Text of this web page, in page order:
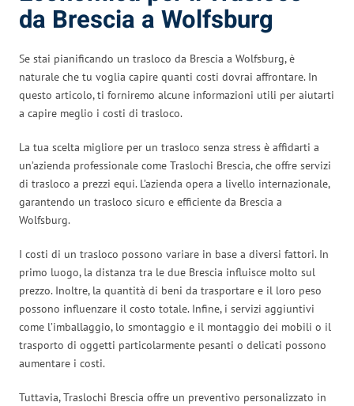
da Brescia a Wolfsburg
Se stai pianificando un trasloco da Brescia a Wolfsburg, è
naturale che tu voglia capire quanti costi dovrai affrontare. In
questo articolo, ti forniremo alcune informazioni utili per aiutarti
a capire meglio i costi di trasloco.
La tua scelta migliore per un trasloco senza stress è affidarti a
un’azienda professionale come Traslochi Brescia, che offre servizi
di trasloco a prezzi equi. L’azienda opera a livello internazionale,
garantendo un trasloco sicuro e efficiente da Brescia a
Wolfsburg.
I costi di un trasloco possono variare in base a diversi fattori. In
primo luogo, la distanza tra le due Brescia influisce molto sul
prezzo. Inoltre, la quantità di beni da trasportare e il loro peso
possono influenzare il costo totale. Infine, i servizi aggiuntivi
come l’imballaggio, lo smontaggio e il montaggio dei mobili o il
trasporto di oggetti particolarmente pesanti o delicati possono
aumentare i costi.
Tuttavia, Traslochi Brescia offre un preventivo personalizzato in